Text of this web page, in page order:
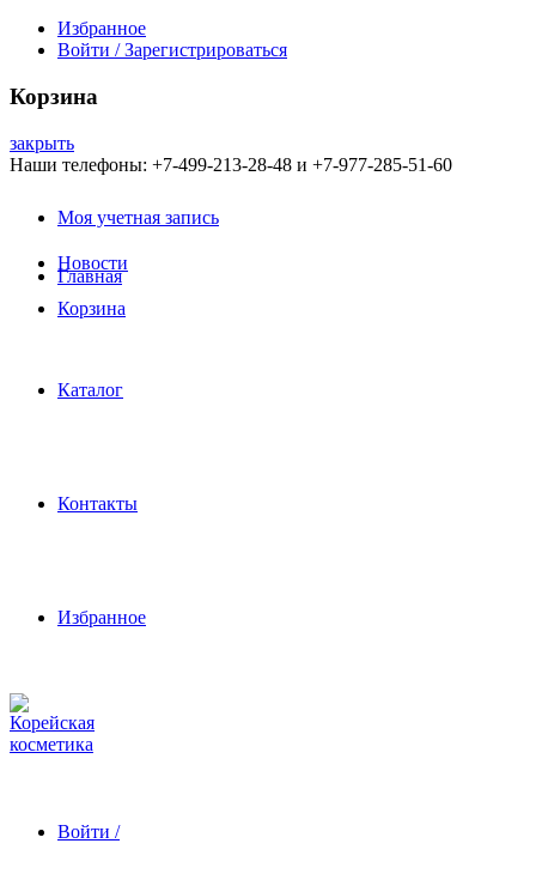
Избранное
Войти / Зарегистрироваться
Корзина
закрыть
Наши телефоны: +7-499-213-28-48 и +7-977-285-51-60
Моя учетная запись
Новости
Корзина
Главная
Каталог
Контакты
Избранное
Войти /